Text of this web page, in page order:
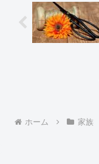
ホーム 家族